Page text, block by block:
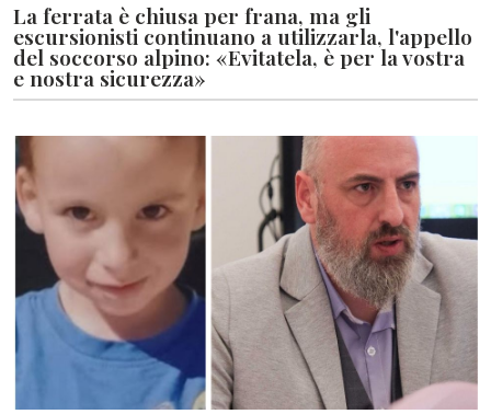
La ferrata è chiusa per frana, ma gli
escursionisti continuano a utilizzarla, l'appello
del soccorso alpino: «Evitatela, è per la vostra
e nostra sicurezza»